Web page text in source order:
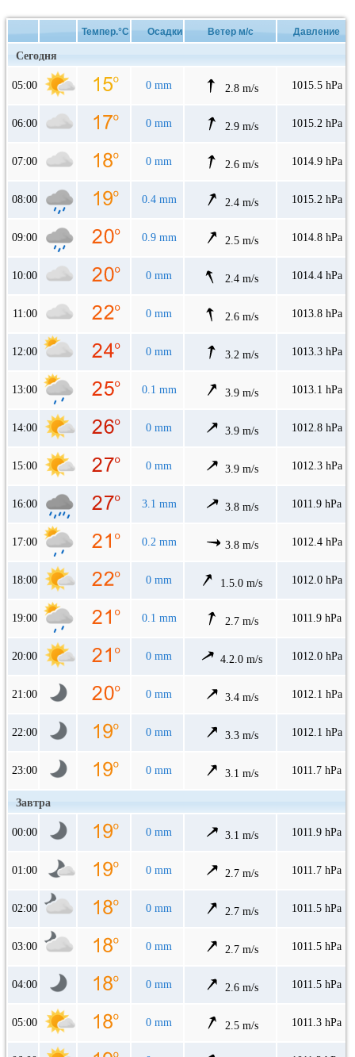
Темпер.°C Осадки Ветер м/с Давление
Сегодня
05:00 0 mm 2.8 m/s 1015.5 hPa
06:00 0 mm 2.9 m/s 1015.2 hPa
07:00 0 mm 2.6 m/s 1014.9 hPa
08:00 0.4 mm 2.4 m/s 1015.2 hPa
09:00 0.9 mm 2.5 m/s 1014.8 hPa
10:00 0 mm 2.4 m/s 1014.4 hPa
11:00 0 mm 2.6 m/s 1013.8 hPa
12:00 0 mm 3.2 m/s 1013.3 hPa
13:00 0.1 mm 3.9 m/s 1013.1 hPa
14:00 0 mm 3.9 m/s 1012.8 hPa
15:00 0 mm 3.9 m/s 1012.3 hPa
16:00 3.1 mm 3.8 m/s 1011.9 hPa
17:00 0.2 mm 3.8 m/s 1012.4 hPa
18:00 0 mm 1.5.0 m/s 1012.0 hPa
19:00 0.1 mm 2.7 m/s 1011.9 hPa
20:00 0 mm 4.2.0 m/s 1012.0 hPa
21:00 0 mm 3.4 m/s 1012.1 hPa
22:00 0 mm 3.3 m/s 1012.1 hPa
23:00 0 mm 3.1 m/s 1011.7 hPa
Завтра
00:00 0 mm 3.1 m/s 1011.9 hPa
01:00 0 mm 2.7 m/s 1011.7 hPa
02:00 0 mm 2.7 m/s 1011.5 hPa
03:00 0 mm 2.7 m/s 1011.5 hPa
04:00 0 mm 2.6 m/s 1011.5 hPa
05:00 0 mm 2.5 m/s 1011.3 hPa